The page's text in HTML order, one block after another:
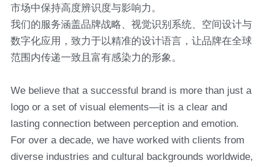
市场中保持高度辨识度与影响力。
我们的服务涵盖品牌战略、视觉识别系统、空间设计与
数字化应用，致力于以精准的设计语言，让品牌在全球
范围内传递一致且富有感染力的形象。
We believe that a successful brand is more than just a
logo or a set of visual elements—it is a clear and
lasting connection between perception and emotion.
For over a decade, we have worked with clients from
diverse industries and cultural backgrounds worldwide,